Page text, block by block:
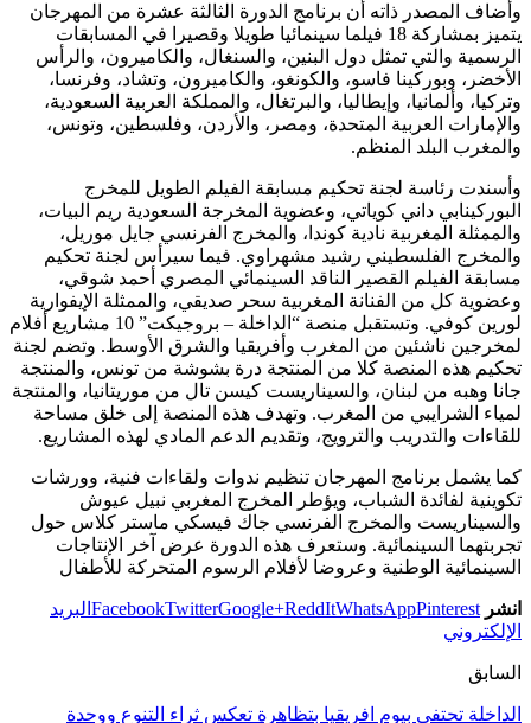
وأضاف المصدر ذاته أن برنامج الدورة الثالثة عشرة من المهرجان
يتميز بمشاركة 18 فيلما سينمائيا طويلا وقصيرا في المسابقات
الرسمية والتي تمثل دول البنين، والسنغال، والكاميرون، والرأس
الأخضر، وبوركينا فاسو، والكونغو، والكاميرون، وتشاد، وفرنسا،
وتركيا، وألمانيا، وإيطاليا، والبرتغال، والمملكة العربية السعودية،
والإمارات العربية المتحدة، ومصر، والأردن، وفلسطين، وتونس،
والمغرب البلد المنظم.
وأسندت رئاسة لجنة تحكيم مسابقة الفيلم الطويل للمخرج
البوركينابي داني كوياتي، وعضوية المخرجة السعودية ريم البيات،
والممثلة المغربية نادية كوندا، والمخرج الفرنسي جايل موريل،
والمخرج الفلسطيني رشيد مشهراوي. فيما سيرأس لجنة تحكيم
مسابقة الفيلم القصير الناقد السينمائي المصري أحمد شوقي،
وعضوية كل من الفنانة المغربية سحر صديقي، والممثلة الإيفوارية
لورين كوفي. وتستقبل منصة “الداخلة – بروجيكت” 10 مشاريع أفلام
لمخرجين ناشئين من المغرب وأفريقيا والشرق الأوسط. وتضم لجنة
تحكيم هذه المنصة كلا من المنتجة درة بشوشة من تونس، والمنتجة
جانا وهبه من لبنان، والسيناريست كيسن تال من موريتانيا، والمنتجة
لمياء الشرايبي من المغرب. وتهدف هذه المنصة إلى خلق مساحة
للقاءات والتدريب والترويج، وتقديم الدعم المادي لهذه المشاريع.
كما يشمل برنامج المهرجان تنظيم ندوات ولقاءات فنية، وورشات
تكوينية لفائدة الشباب، ويؤطر المخرج المغربي نبيل عيوش
والسيناريست والمخرج الفرنسي جاك فيسكي ماستر كلاس حول
تجربتهما السينمائية. وستعرف هذه الدورة عرض آخر الإنتاجات
السينمائية الوطنية وعروضا لأفلام الرسوم المتحركة للأطفال
انشر FacebookTwitterGoogle+ReddItWhatsAppPinterest
البريد
الإلكتروني
السابق
الداخلة تحتفي بيوم افريقيا بتظاهرة تعكس ثراء التنوع ووحدة